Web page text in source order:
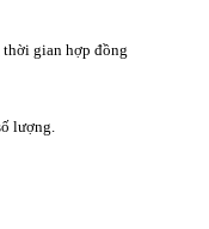
gian hợp đồng
lượng.